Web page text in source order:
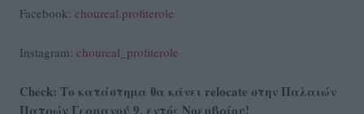
Facebook: choureal.profiterole
Instagram: choureal_profiterole
Check: Το κατάστημα θα κάνει relocate στην Παλαιών
Πατρών Γερμανού 9, εντός Νοεμβρίου!